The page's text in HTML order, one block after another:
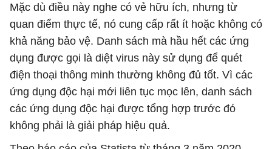
Mặc dù điều này nghe có vẻ hữu ích, nhưng từ
quan điểm thực tế, nó cung cấp rất ít hoặc không có
khả năng bảo vệ. Danh sách mà hầu hết các ứng
dụng được gọi là diệt virus này sử dụng để quét
điện thoại thông minh thường không đủ tốt. Vì các
ứng dụng độc hại mới liên tục mọc lên, danh sách
các ứng dụng độc hại được tổng hợp trước đó
không phải là giải pháp hiệu quả.